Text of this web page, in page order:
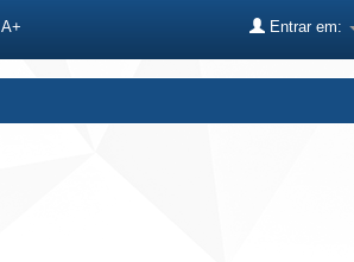
A+ Entrar em: